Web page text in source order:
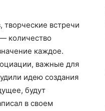
творческие встречи
количество
каждое.
важные для
идею создания
будут
в своем